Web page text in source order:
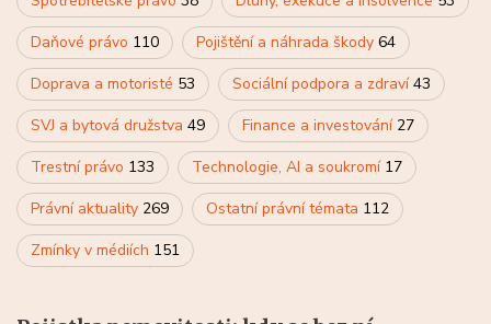
Daňové právo 110 Pojištění a náhrada škody 64
Doprava a motoristé 53 Sociální podpora a zdraví43
SVJ a bytová družstva 49 Finance a investování 27
Trestní právo 133 Technologie, AI a soukromí 17
Právní aktuality 269 Ostatní právní témata 112
Zmínky v médiích 151